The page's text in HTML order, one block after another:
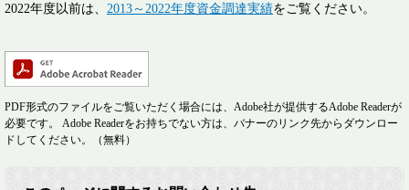
2022年度以前は、 2013～2022年度資金調達実績をご覧ください。
PDF形式のファイルをご覧いただく場合には、Adobe社が提供するAdobe Readerが
必要です。
Adobe Readerをお持ちでない方は、バナーのリンク先からダウンロー
ドしてください。（無料）